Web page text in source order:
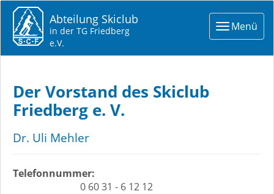
Toggle
Menü
Abteilung Skiclub
in der TG Friedberg
e.V.
Der Vorstand des Skiclub
Friedberg e. V.
Dr. Uli Mehler
Telefonnummer:
0 60 31 - 6 12 12